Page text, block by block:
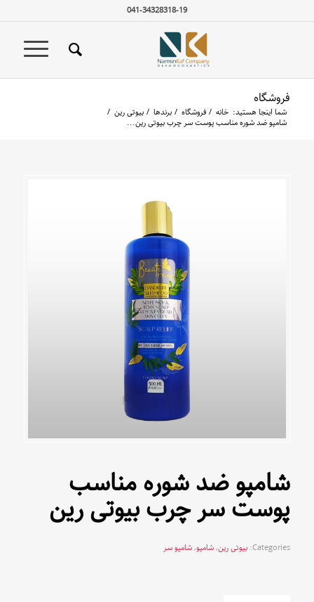
041-34328318-19
فروشگاه
شما اینجا هستید: خانه / فروشگاه / برندها / بیوتی رین /
شامپو ضد شوره مناسب پوست سر چرب بیوتی رین...
شامپو ضد شوره مناسب
پوست سر چرب بیوتی رین
Categories: بیوتی رین,شامپو,شامپو سر